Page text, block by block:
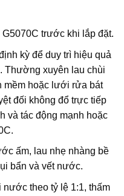
trước khi lắp đặt.
kỳ để duy trì hiệu quả
Thường xuyên lau chùi
mềm hoặc lưới rửa bát
đối không đổ trực tiếp
và tác động mạnh hoặc
ấm, lau nhẹ nhàng bề
bẩn và vết nước.
theo tỷ lệ 1:1, thấm